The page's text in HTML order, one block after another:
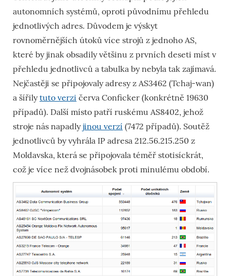
autonomních systémů, oproti původnímu přehledu
jednotlivých adres. Důvodem je výskyt
rovnoměrnějších útoků více strojů z jednoho AS,
které by jinak obsadily většinu z prvních deseti míst v
přehledu jednotlivců a tabulka by nebyla tak zajímavá.
Nejčastěji se připojovaly adresy z AS3462 (Tchaj-wan)
a šířilytuto verzi červa Conficker (konkrétně 19630
případů). Další místo patří ruskému AS8402, jehož
stroje nás napadlyjinou verzí (7472 případů). Soutěž
jednotlivců by vyhrála IP adresa 212.56.215.250 z
Moldavska, která se připojovala téměř stotisíckrát,
což je více než dvojnásobek proti minulému období.